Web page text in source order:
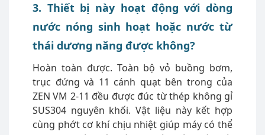
3. Thiết bị này hoạt động với dòng
nước nóng sinh hoạt hoặc nước từ
thái dương năng được không?
Hoàn toàn được. Toàn bộ vỏ buồng bơm,
trục đứng và 11 cánh quạt bên trong của
ZEN VM 2-11 đều được đúc từ thép không gỉ
SUS304 nguyên khối. Vật liệu này kết hợp
cùng phớt cơ khí chịu nhiệt giúp máy có thể